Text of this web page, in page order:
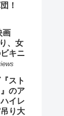
！
画
、女
キニ
スト
のア
イレ
り大